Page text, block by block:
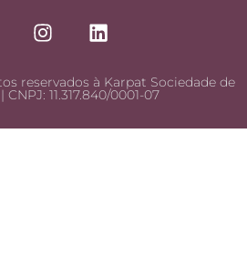
reservados à Karpat Sociedade de
11.317.840/0001-07